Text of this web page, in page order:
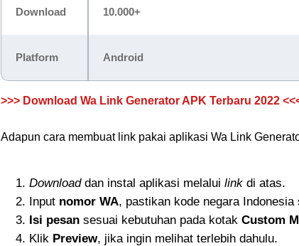
Download 10.000+
Platform Android
>>> Download Wa Link Generator APK Terbaru 2022
Adapun cara membuat link pakai aplikasi Wa Link
Downloaddan instal aplikasi melalui link di atas.
Input nomor WA, pastikan kode negara Indonesia
Isi pesan sesuai kebutuhan pada kotak Custom
Klik Preview, jika ingin melihat terlebih dahulu.